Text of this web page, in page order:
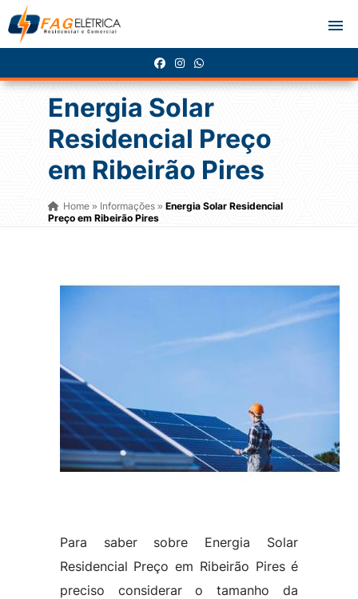
Energia Solar
Residencial Preço
em Ribeirão Pires
Home» Informações » Energia Solar Residencial
Preço em Ribeirão Pires
Para saber sobre Energia Solar
Residencial Preço em Ribeirão Pires é
preciso considerar o tamanho da